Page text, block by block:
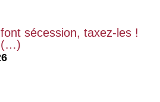
sécession, taxez-les !
(…)